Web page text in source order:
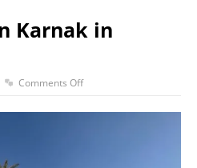
Karnak in
Comments Off